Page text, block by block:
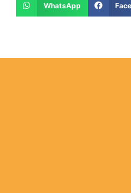
WhatsApp